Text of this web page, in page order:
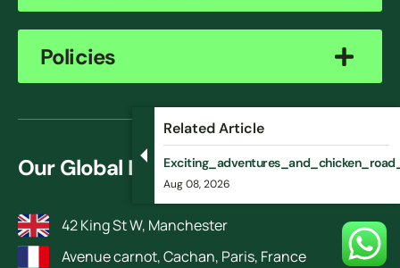
Related Article
Aug 08, 2026
Policies
Our Global Locations
42 King St W, Manchester
Avenue carnot, Cachan, Paris, France